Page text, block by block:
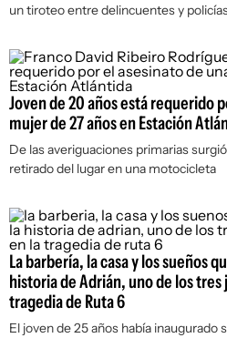
un tiroteo entre delincuentes y
Joven de 20 años está requerido
mujer de 27 años en Estación
De las averiguaciones primarias
retirado del lugar en una motocicleta
La barbería, la casa y los sueños
historia de Adrián, uno de los
tragedia de Ruta 6
El joven de 25 años había inaugurado